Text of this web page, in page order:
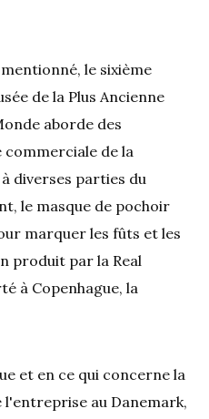
le sixième
de la Plus Ancienne
aborde des
commerciale de la
diverses parties du
le masque de pochoir
marquer les fûts et les
produit par la Real
à Copenhague, la
et en ce qui concerne la
au Danemark,